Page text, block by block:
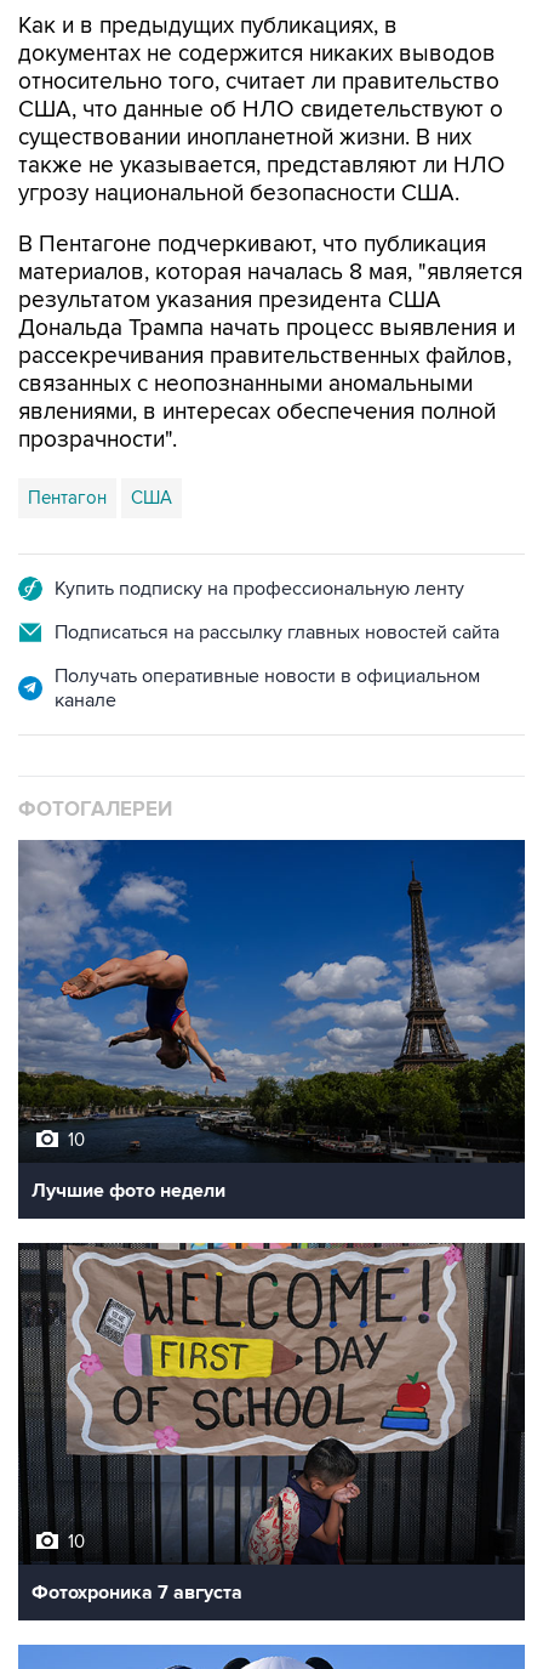
Как и в предыдущих публикациях, в
документах не содержится никаких выводов
относительно того, считает ли правительство
США, что данные об НЛО свидетельствуют о
существовании инопланетной жизни. В них
также не указывается, представляют ли НЛО
угрозу национальной безопасности США.
В Пентагоне подчеркивают, что публикация
материалов, которая началась 8 мая, "является
результатом указания президента США
Дональда Трампа начать процесс выявления и
рассекречивания правительственных файлов,
связанных с неопознанными аномальными
явлениями, в интересах обеспечения полной
прозрачности".
Пентагон США
Купить подписку на профессиональную ленту
Подписаться на рассылку главных новостей сайта
Получать оперативные новости в официальном
канале
ФОТОГАЛЕРЕИ
10
Лучшие фото недели
10
Фотохроника 7 августа